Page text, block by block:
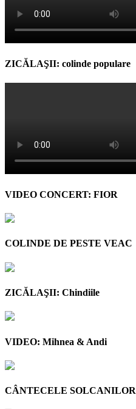
ZICĂLAŞII: colinde populare
VIDEO CONCERT: FIOR
COLINDE DE PESTE VEAC
ZICĂLAŞII: Chindiile
VIDEO: Mihnea & Andi
CÂNTECELE SOLCANILOR